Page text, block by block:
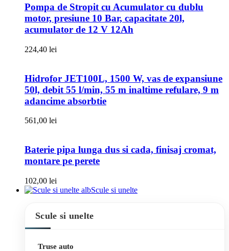
Pompa de Stropit cu Acumulator cu dublu
motor, presiune 10 Bar, capacitate 20l,
acumulator de 12 V 12Ah
224,40 lei
Hidrofor JET100L, 1500 W, vas de expansiune
50l, debit 55 l/min, 55 m inaltime refulare, 9 m
adancime absorbtie
561,00 lei
Baterie pipa lunga dus si cada, finisaj cromat,
montare pe perete
102,00 lei
Scule si unelte
Scule si unelte
Truse auto